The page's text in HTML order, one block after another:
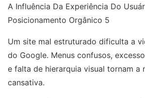
A Influência Da Experiência Do
Posicionamento Orgânico 5
Um site mal estruturado dificulta a
do Google. Menus confusos,
e falta de hierarquia visual tornam a
cansativa.